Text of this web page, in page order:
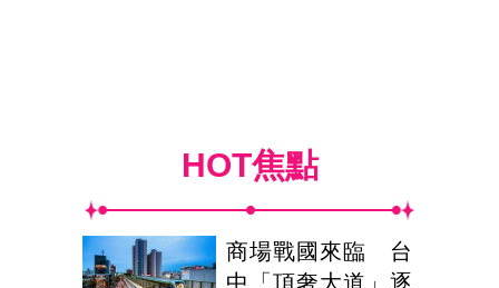
HOT焦點
商場戰國來臨 台
中「頂奢大道」逐